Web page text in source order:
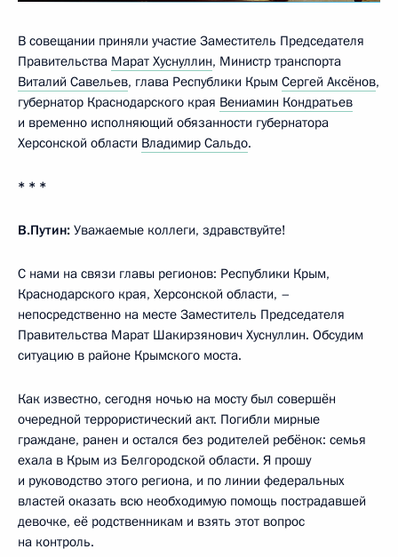
В совещании приняли участие Заместитель Председателя
Правительства Марат Хуснуллин, Министр транспорта
Виталий Савельев, глава Республики Крым Сергей Аксёнов,
губернатор Краснодарского края Вениамин Кондратьев
и временно исполняющий обязанности губернатора
Херсонской области Владимир Сальдо.
* * *
В.Путин: Уважаемые коллеги, здравствуйте!
С нами на связи главы регионов: Республики Крым,
Краснодарского края, Херсонской области, –
непосредственно на месте Заместитель Председателя
Правительства Марат Шакирзянович Хуснуллин. Обсудим
ситуацию в районе Крымского моста.
Как известно, сегодня ночью на мосту был совершён
очередной террористический акт. Погибли мирные
граждане, ранен и остался без родителей ребёнок: семья
ехала в Крым из Белгородской области. Я прошу
и руководство этого региона, и по линии федеральных
властей оказать всю необходимую помощь пострадавшей
девочке, её родственникам и взять этот вопрос
на контроль.